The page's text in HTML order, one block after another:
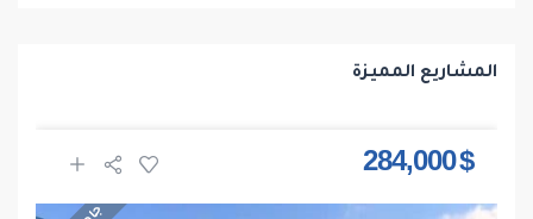
المشاريع المميزة
$ 284,000